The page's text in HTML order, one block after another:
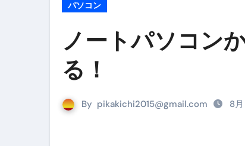
リサイクル業者の無料回
Cookie同意管理ツール「
パソコン
ノートパソコン
る！
By pikakichi2015@gmail.com 8